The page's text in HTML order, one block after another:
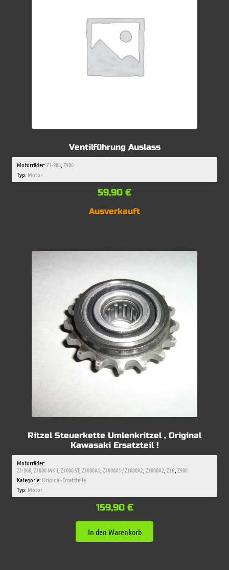
Ventilführung Auslass
Motorräder:Z1-900, Z900
Typ: Motor
59,90 €
Ausverkauft
Ritzel Steuerkette Umlenkritzel , Original
Kawasaki Ersatzteil !
Motorräder:
Z1-900, Z1000 MKII Z1000 ST, Z1000A1 Z1000A1 / Z1000A2 Z1000A2 Z1R, Z900
Kategorie:Original-Ersatzteile
Typ: Motor
159,90 €
In den Warenkorb